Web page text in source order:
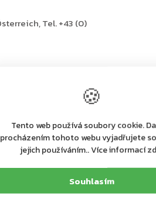
🍪
Tento web používá soubory cookie.
procházením tohoto webu vyjadřujete
jejich používáním.. Více informací
Souhlasím
během vašich cest
kde se nejčastěji pohybujete
Tel. +43 (0)